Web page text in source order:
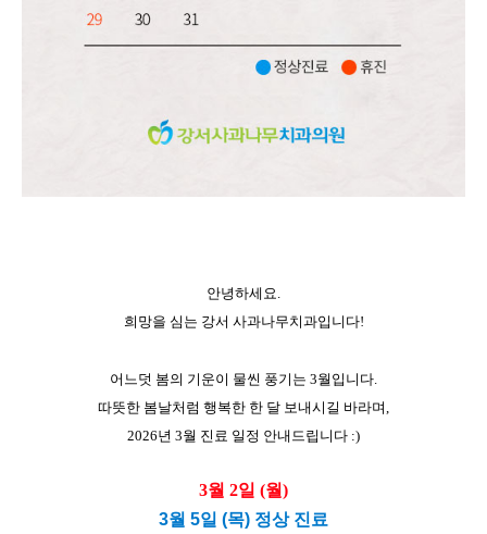
안녕하세요.
희망을 심는 강서 사과나무치과입니다!
어느덧 봄의 기운이 물씬 풍기는 3월입니다.
따뜻한 봄날처럼 행복한 한 달 보내시길 바라며,
2026년 3월 진료 일정 안내드립니다 :)
3월 2일 (월)
3월 5일 (목) 정상 진료